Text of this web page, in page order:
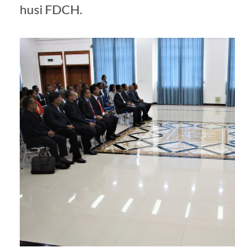
husi FDCH.